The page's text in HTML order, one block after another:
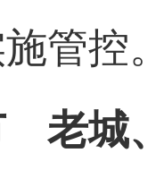
管控
老城